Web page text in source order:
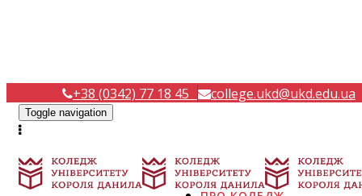
+38 (0342) 77 18 45 college.ukd@ukd.edu.ua
Toggle navigation